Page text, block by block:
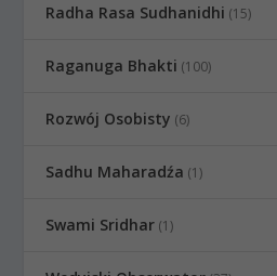
Radha Rasa Sudhanidhi (15)
Raganuga Bhakti (100)
Rozwój Osobisty (6)
Sadhu Maharadźa (1)
Swami Sridhar (1)